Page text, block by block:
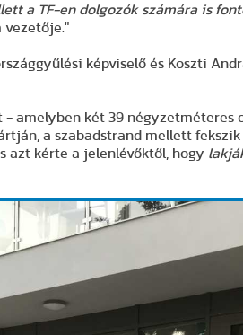
a TF-en dolgozók számára is
vezetője."
képviselő és Koszti
amelyben két 39 négyzetméteres
a szabadstrand mellett
azt kérte a jelenlévőktől, hogy